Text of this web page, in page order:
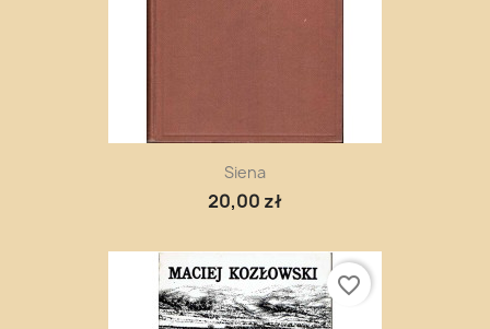
Siena
20,00 zł
favorite_border